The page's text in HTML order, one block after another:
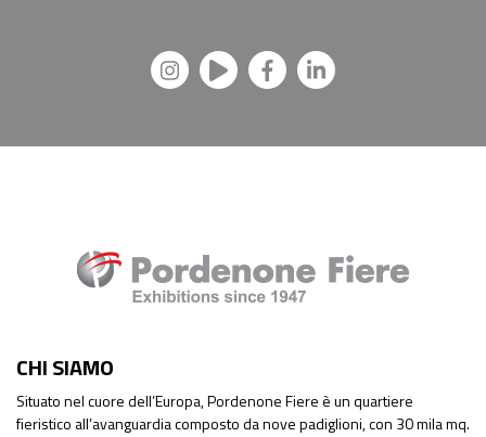
CHI SIAMO
Situato nel cuore dell’Europa, Pordenone Fiere è un quartiere
fieristico all’avanguardia composto da nove padiglioni, con 30 mila mq.